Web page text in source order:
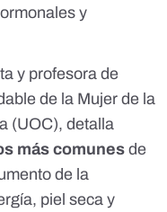
y
y profesora de
de la Mujer de la
(UOC), detalla
más comunesde
de la
piel seca y